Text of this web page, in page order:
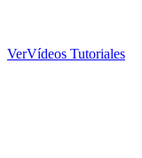
VerVídeos Tutoriales